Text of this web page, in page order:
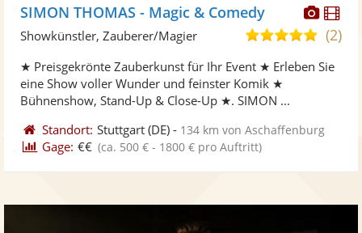
Fotos
SIMON THOMAS - Magic & Comedy
5,0
5
(2)
Showkünstler, Zauberer/Magier
★ Preisgekrönte Zauberkunst für Ihr Event ★ Erleben Sie
eine Show voller Wunder und feinster Komik ★
Bühnenshow, Stand-Up & Close-Up ★. SIMON ...
Standort: Stuttgart (DE) - 134 km von Aschaffenburg
Gage: €€ (ca. 500 € - 1800 € pro Auftritt)